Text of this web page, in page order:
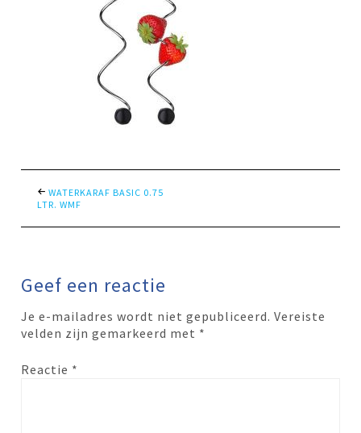
WATERKARAF BASIC 0.75
LTR. WMF
Geef een reactie
Je e-mailadres wordt niet gepubliceerd. Vereiste
velden zijn gemarkeerd met *
Reactie *